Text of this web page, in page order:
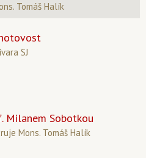
Tomáš Halík
SJ
Milanem Sobotkou
Mons. Tomáš Halík